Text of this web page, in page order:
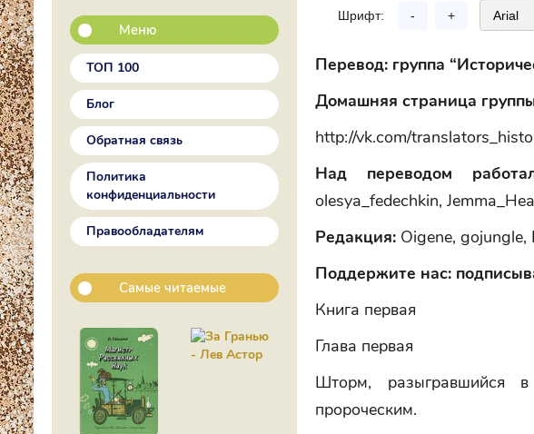
Меню
ТОП 100
Блог
Обратная связь
Политика
конфиденциальности
Правообладателям
Самые читаемые
Шрифт: - +
Перевод: группа
Домашняя страница
http://vk.com/
Над переводом
olesya_fedechkin,
Редакция: Oigene, gojungle,
Поддержите нас:
Книга первая
Глава первая
Шторм, разыгравшийся
пророческим.